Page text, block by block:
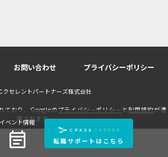
イベント情報
event_note 転職サポートはこちら
お問い合わせ プライバシーポリシー
クセレントパートナーズ株式会社
ており、Googleの プライバシーポリシー と 利用規約が適
用されます。